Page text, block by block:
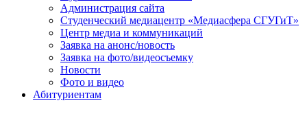
Администрация сайта
Студенческий медиацентр «Медиасфера СГУГиТ»
Центр медиа и коммуникаций
Заявка на анонс/новость
Заявка на фото/видеосъемку
Новости
Фото и видео
Абитуриентам